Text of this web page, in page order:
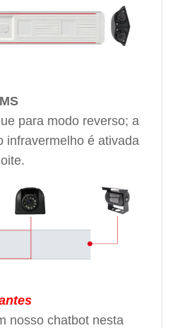
para modo reverso; a
infravermelho é ativada
nosso chatbot nesta